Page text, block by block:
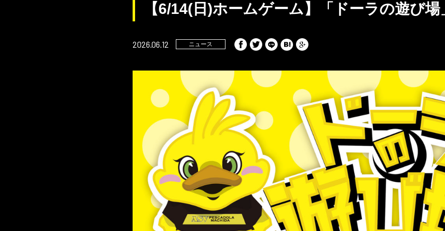
【6/14(日)ホームゲーム】「ドーラの遊び場
2026.06.12 ニュース